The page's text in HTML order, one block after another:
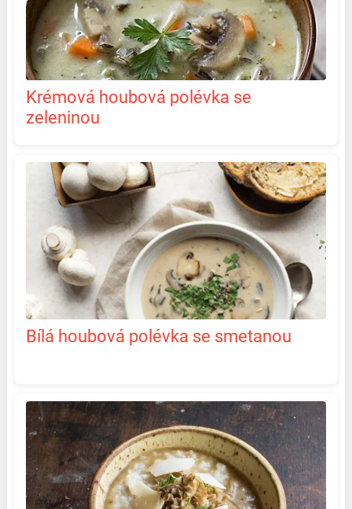
Krémová houbová polévka se
zeleninou
Bílá houbová polévka se smetanou